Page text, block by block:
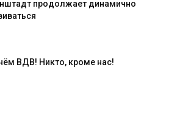
продолжает динамично
ВДВ! Никто, кроме нас!